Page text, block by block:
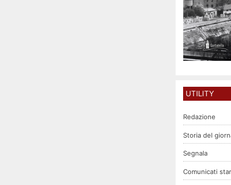
UTILITY
Redazione
Storia del
Segnala
Comunicati